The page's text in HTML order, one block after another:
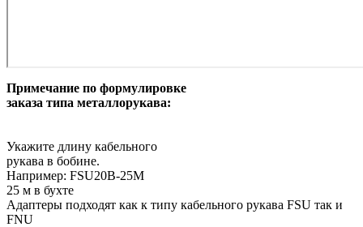
Примечание по формулировке
заказа типа металлорукава:
Укажите длину кабельного
рукава в бобине.
Например: FSU20B-25M
25 м в бухте
Адаптеры подходят как к типу кабельного рукава FSU так и
FNU